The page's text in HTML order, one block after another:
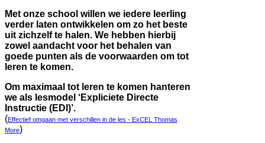
Met onze school willen we iedere leerling
verder laten ontwikkelen om zo het beste
uit zichzelf te halen. We hebben hierbij
zowel aandacht voor het behalen van
goede punten als de voorwaarden om tot
leren te komen.
Om maximaal tot leren te komen hanteren
we als lesmodel ‘Expliciete Directe
Instructie (EDI)’.
(Effectief omgaan met verschillen in de les - ExCEL Thomas
More)